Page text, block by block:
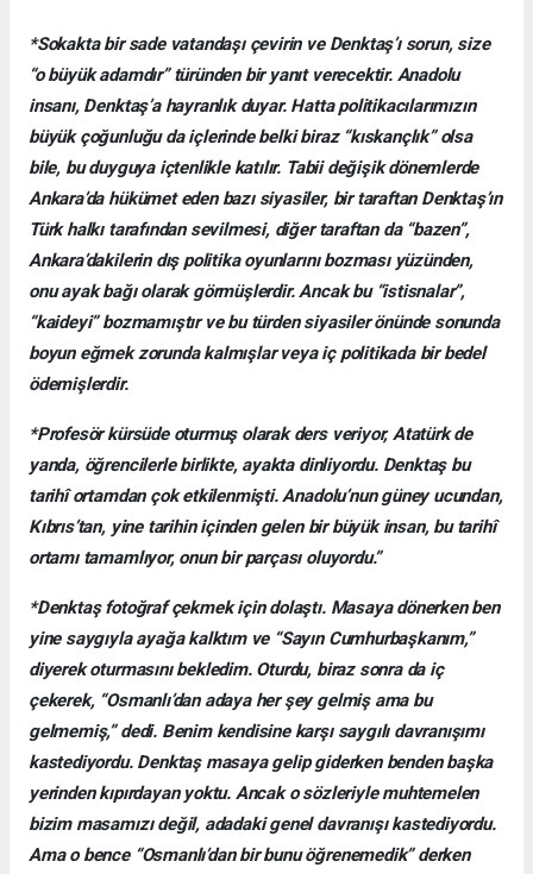
*Sokakta bir sade vatandaşı çevirin ve Denktaş’ı sorun, size
“o büyük adamdır” türünden bir yanıt verecektir. Anadolu
insanı, Denktaş’a hayranlık duyar. Hatta politikacılarımızın
büyük çoğunluğu da içlerinde belki biraz “kıskançlık” olsa
bile, bu duyguya içtenlikle katılır. Tabii değişik dönemlerde
Ankara’da hükümet eden bazı siyasiler, bir taraftan Denktaş’ın
Türk halkı tarafından sevilmesi, diğer taraftan da “bazen”,
Ankara’dakilerin dış politika oyunlarını bozması yüzünden,
onu ayak bağı olarak görmüşlerdir. Ancak bu “istisnalar”,
“kaideyi” bozmamıştır ve bu türden siyasiler önünde sonunda
boyun eğmek zorunda kalmışlar veya iç politikada bir bedel
ödemişlerdir.
*Profesör kürsüde oturmuş olarak ders veriyor, Atatürk de
yanda, öğrencilerle birlikte, ayakta dinliyordu. Denktaş bu
tarihî ortamdan çok etkilenmişti. Anadolu’nun güney ucundan,
Kıbrıs’tan, yine tarihin içinden gelen bir büyük insan, bu tarihî
ortamı tamamlıyor, onun bir parçası oluyordu.”
*Denktaş fotoğraf çekmek için dolaştı. Masaya dönerken ben
yine saygıyla ayağa kalktım ve “Sayın Cumhurbaşkanım,”
diyerek oturmasını bekledim. Oturdu, biraz sonra da iç
çekerek, “Osmanlı’dan adaya her şey gelmiş ama bu
gelmemiş,” dedi. Benim kendisine karşı saygılı davranışımı
kastediyordu. Denktaş masaya gelip giderken benden başka
yerinden kıpırdayan yoktu. Ancak o sözleriyle muhtemelen
bizim masamızı değil, adadaki genel davranışı kastediyordu.
Ama o bence “Osmanlı’dan bir bunu öğrenemedik” derken